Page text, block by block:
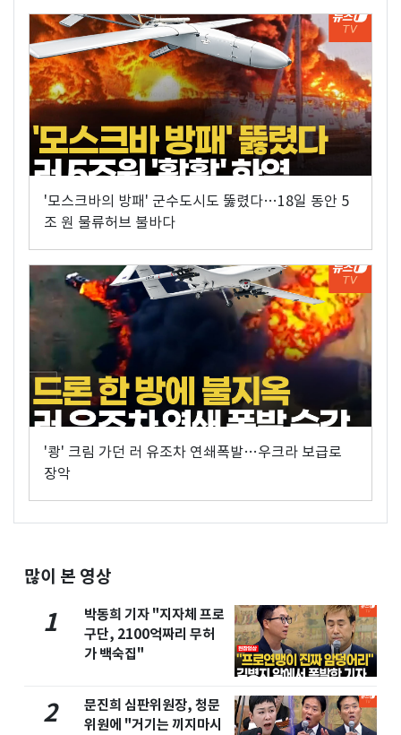
'모스크바의 방패' 군수도시도 뚫렸다…18일 동안 5
조 원 물류허브 불바다
'쾅' 크림 가던 러 유조차 연쇄폭발…우크라 보급로
장악
많이 본 영상
1
박동희 기자 "지자체 프로
구단, 2100억짜리 무허
가 백숙집"
2
문진희 심판위원장, 청문
위원에 "거기는 끼지마시